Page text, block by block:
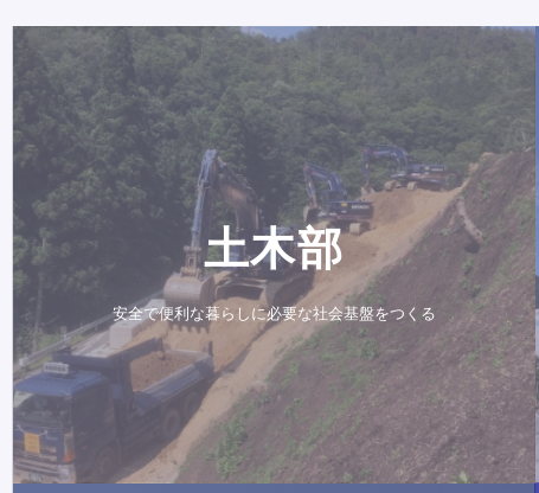
土木部
安全で便利な暮らしに必要な社会基盤をつくる